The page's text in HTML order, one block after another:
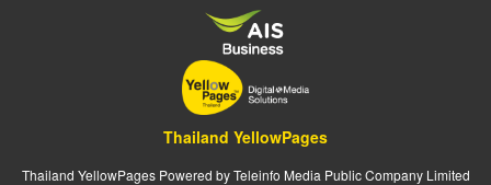
Thailand YellowPages
Thailand YellowPages Powered by Teleinfo Media Public Company Limited